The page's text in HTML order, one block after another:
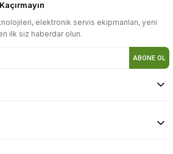
elektronik servis ekipmanları, yeni
ilk siz haberdar olun.
ABONE OL